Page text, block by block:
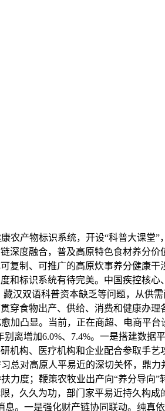
产物标识系统，开设“科普大课堂”
度融合，普及高原特色食材养分
制、可推广的高原炊事养分健康
标识系统有待完美。中国疾控核
汉双语科普资本缺乏等问题，从供
食物出产、供给、消费和健康办
凸显。当前，正在商超、电商平
离增加6.0%、7.4%。一是搭建数据
构、医疗机构和企业配合参取手
对高原人平易近的深切关怀，鼎
度；鞭策农牧业出产向“养分导向
久久为功，部门家平易近持久构
。一是强化财产链协同联动。纯真